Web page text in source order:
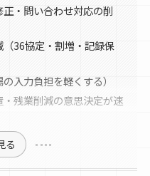
・問い合わせ対応の削
36協定・割増・記録保
入力負担を軽くする）
残業削減の意思決定が速
る